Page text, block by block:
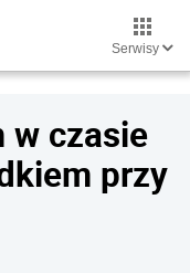
Serwisy
w czasie
przy